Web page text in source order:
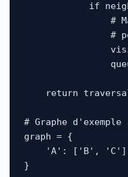
if
#
#
return
# Graphe
graph = {
'A': ['B',
}